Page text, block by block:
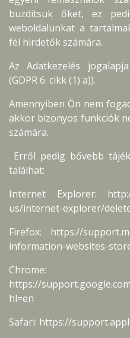
buzdítsuk őket, ez
weboldalunkat a
fél hirdetők számára.
Az Adatkezelés
(GDPR 6. cikk (1) a)).
Amennyiben Ön nem
akkor bizonyos funkciók
számára.
Erről pedig bővebb
találhat:
Internet Explorer: http://
us/internet-explorer/
Firefox: https://
information-websites-
Chrome:
https://
hl=en
Safari: https://